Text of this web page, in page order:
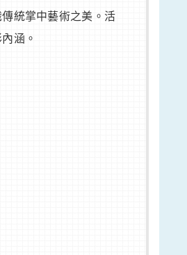
統掌中藝術之美。活
涵。